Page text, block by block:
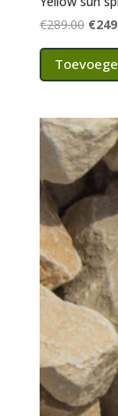
€289.00
was:
€